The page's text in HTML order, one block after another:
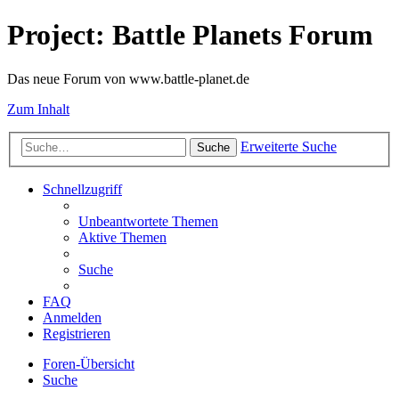
Project: Battle Planets Forum
Das neue Forum von www.battle-planet.de
Zum Inhalt
Suche Erweiterte Suche
Schnellzugriff
Unbeantwortete Themen
Aktive Themen
Suche
FAQ
Anmelden
Registrieren
Foren-Übersicht
Suche